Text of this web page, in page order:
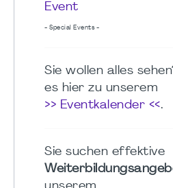
Event
- Special Events -
Sie wollen alles
es hier zu unserem
>> Eventkalender <<.
Sie suchen effektive